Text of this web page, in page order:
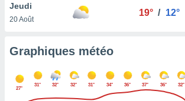
sur le
ne
Jeudi
20 Août
19° / 12°
Graphiques météo
27°
31° 32° 32° 31° 34° 36° 37° 36°
32°